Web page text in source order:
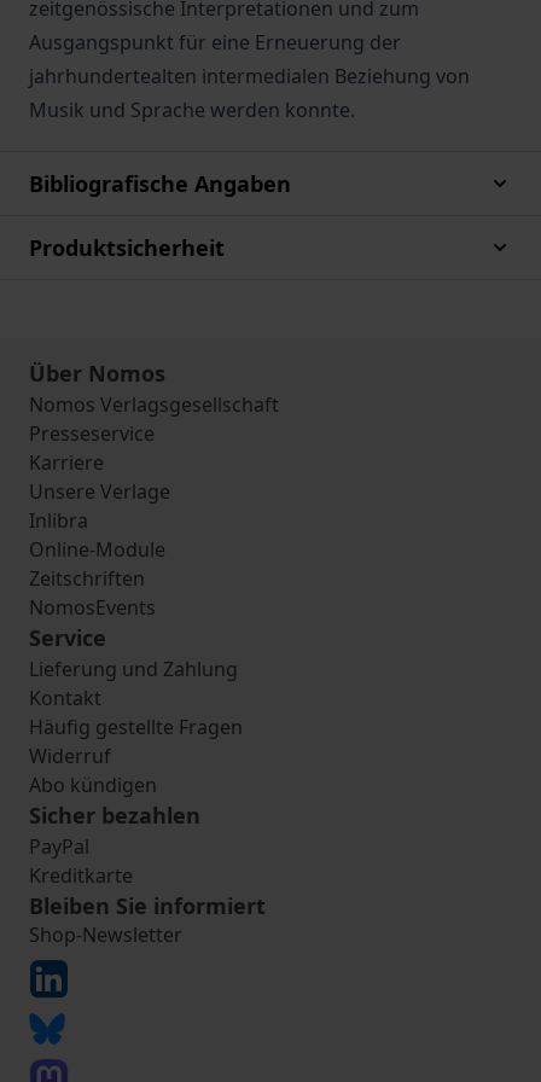
zeitgenössische Interpretationen und zum
Ausgangspunkt für eine Erneuerung der
jahrhundertealten intermedialen Beziehung von
Musik und Sprache werden konnte.
Bibliografische Angaben
Produktsicherheit
Über Nomos
Nomos Verlagsgesellschaft
Presseservice
Karriere
Unsere Verlage
Inlibra
Online-Module
Zeitschriften
NomosEvents
Service
Lieferung und Zahlung
Kontakt
Häufig gestellte Fragen
Widerruf
Abo kündigen
Sicher bezahlen
PayPal
Kreditkarte
Bleiben Sie informiert
Shop-Newsletter